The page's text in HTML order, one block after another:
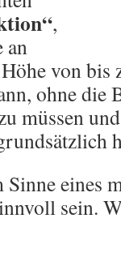
,
an
von bis
ohne die
müssen
Sinne eines
sein.